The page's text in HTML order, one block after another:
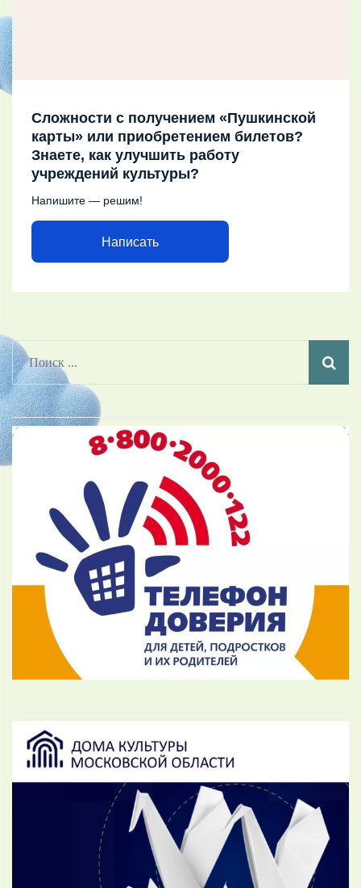
Сложности с получением «Пушкинской
карты» или приобретением билетов?
Знаете, как улучшить работу
учреждений культуры?
Напишите — решим!
Написать